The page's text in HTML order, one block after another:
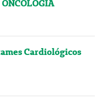
Cardiológicos